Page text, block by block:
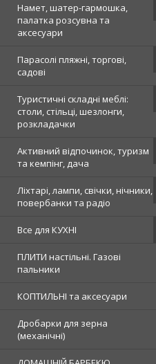
Намет, шатер-гармошка,
палатка розсувна та
аксесуари
Парасолі пляжні, торгові,
садові
Туристичні складні меблі:
столи, стільці, шезлонги,
розкладачки
Активний відпочинок, туризм
та кемпінг, дача
Ліхтарі, лампи, свічки, нічники,
повербанки та радіо
Все для КУХНІ
ПЛИТИ настільні. Газові
пальники
КОПТИЛЬНІ та аксесуари
Дробарки для зерна
(механічні)